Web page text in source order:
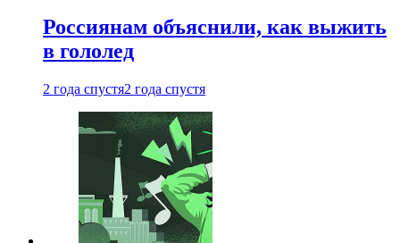
Россиянам объяснили, как выжить
в гололед
2 года спустя2 года спустя